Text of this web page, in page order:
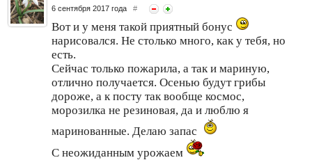
6 сентября 2017 года #
Вот и у меня такой приятный бонус
нарисовался. Не столько много, как у тебя, но
есть.
Сейчас только пожарила, а так и мариную,
отлично получается. Осенью будут грибы
дороже, а к посту так вообще космос,
морозилка не резиновая, да и люблю я
маринованные. Делаю запас
С неожиданным урожаем